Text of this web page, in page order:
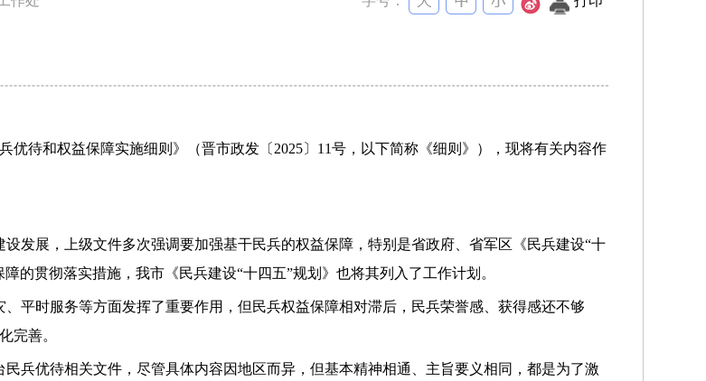
优待和权益保障实施细则》（晋市政发〔2025〕11号，以下简称《细则》），现将有关内容作
发展，上级文件多次强调要加强基干民兵的权益保障，特别是省政府、省军区《民兵建设“十
的贯彻落实措施，我市《民兵建设“十四五”规划》也将其列入了工作计划。
平时服务等方面发挥了重要作用，但民兵权益保障相对滞后，民兵荣誉感、获得感还不够
完善。
兵优待相关文件，尽管具体内容因地区而异，但基本精神相通、主旨要义相同，都是为了激